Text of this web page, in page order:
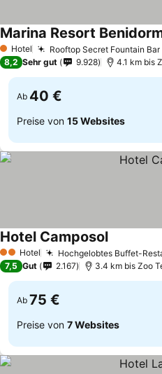
1 Sterne
Hotel Rooftop Secret Fountain Bar
Marina Resort
8,2 Sehr gut 9.928 4.1 km bis
Ab 40 €
Preise von 15 Websites
2 Sterne
Hotel Hochgelobtes Buffet-
Hotel Camposol
7,5 Gut 2.167 3.4 km bis Zoo
Ab 75 €
Preise von 7 Websites